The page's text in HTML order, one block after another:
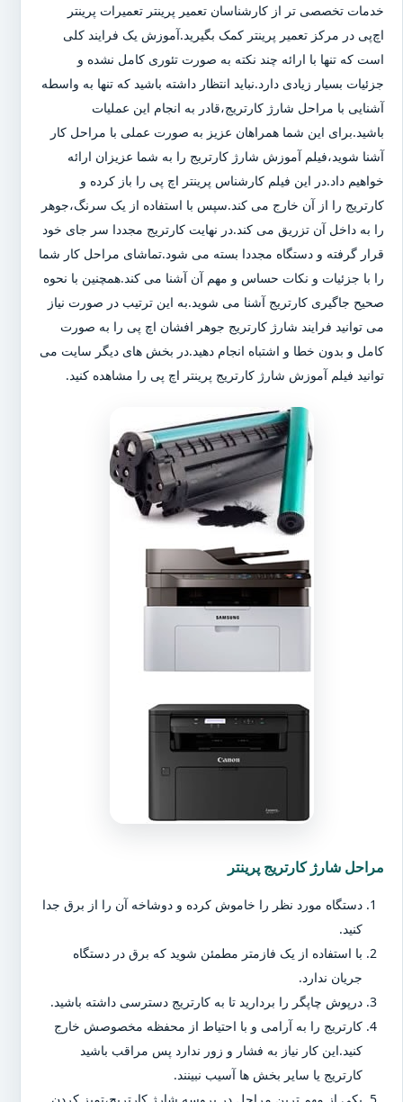
خدمات تخصصی تر از کارشناسان تعمیر پرینتر تعمیرات پرینتر
اچ‌پی در مرکز تعمیر پرینتر کمک بگیرید.آموزش یک فرایند کلی
است که تنها با ارائه چند نکته به صورت تئوری کامل نشده و
جزئیات بسیار زیادی دارد.نباید انتظار داشته باشید که تنها به واسطه
آشنایی با مراحل شارژ کارتریج،قادر به انجام این عملیات
باشید.برای این شما همراهان عزیز به صورت عملی با مراحل کار
آشنا شوید،فیلم آموزش شارژ کارتریج را به شما عزیزان ارائه
خواهیم داد.در این فیلم کارشناس پرینتر اچ پی را باز کرده و
کارتریج را از آن خارج می کند.سپس با استفاده از یک سرنگ،جوهر
را به داخل آن تزریق می کند.در نهایت کارتریج مجددا سر جای خود
قرار گرفته و دستگاه مجددا بسته می شود.تماشای مراحل کار شما
را با جزئیات و نکات حساس و مهم آن آشنا می کند.همچنین با نحوه
صحیح جاگیری کارتریج آشنا می شوید.به این ترتیب در صورت نیاز
می توانید فرایند شارژ کارتریج جوهر افشان اچ پی را به صورت
کامل و بدون خطا و اشتباه انجام دهید.در بخش های دیگر سایت می
توانید فیلم آموزش شارژ کارتریج پرینتر اچ پی را مشاهده کنید.
مراحل شارژ کارتریج پرینتر
دستگاه مورد نظر را خاموش کرده و دوشاخه آن را از برق جدا
کنید.
با استفاده از یک فازمتر مطمئن شوید که برق در دستگاه
جریان ندارد.
درپوش چاپگر را بردارید تا به کارتریج دسترسی داشته باشید.
کارتریج را به آرامی و با احتیاط از محفظه مخصوصش خارج
کنید.این کار نیاز به فشار و زور ندارد پس مراقب باشید
کارتریج یا سایر بخش ها آسیب نبینند.